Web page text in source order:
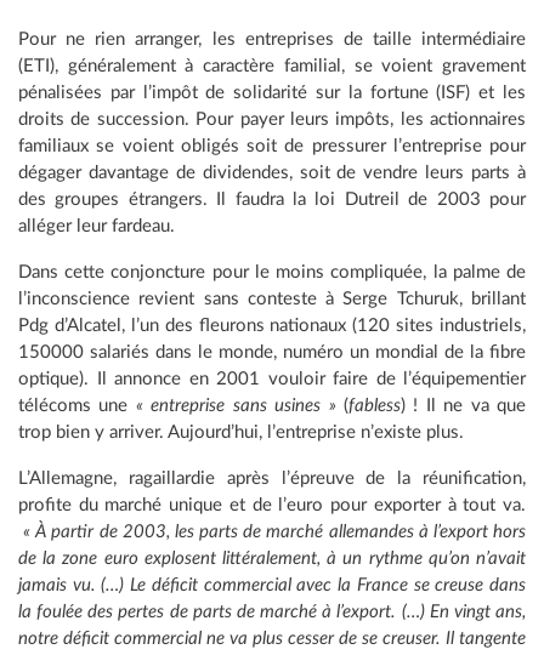
Pour ne rien arranger, les entreprises de taille intermédiaire
(ETI), généralement à caractère familial, se voient gravement
pénalisées par l’impôt de solidarité sur la fortune (ISF) et les
droits de succession. Pour payer leurs impôts, les actionnaires
familiaux se voient obligés soit de pressurer l’entreprise pour
dégager davantage de dividendes, soit de vendre leurs parts à
des groupes étrangers. Il faudra la loi Dutreil de 2003 pour
alléger leur fardeau.
Dans cette conjoncture pour le moins compliquée, la palme de
l’inconscience revient sans conteste à Serge Tchuruk, brillant
Pdg d’Alcatel, l’un des fleurons nationaux (120 sites industriels,
150000 salariés dans le monde, numéro un mondial de la fibre
optique). Il annonce en 2001 vouloir faire de l’équipementier
télécoms une « entreprise sans usines » (fabless) ! Il ne va que
trop bien y arriver. Aujourd’hui, l’entreprise n’existe plus.
L’Allemagne, ragaillardie après l’épreuve de la réunification,
profite du marché unique et de l’euro pour exporter à tout va.
« À partir de 2003, les parts de marché allemandes à l’export hors
de la zone euro explosent littéralement, à un rythme qu’on n’avait
jamais vu. (…) Le déficit commercial avec la France se creuse dans
la foulée des pertes de parts de marché à l’export. (…) En vingt ans,
notre déficit commercial ne va plus cesser de se creuser. Il tangente